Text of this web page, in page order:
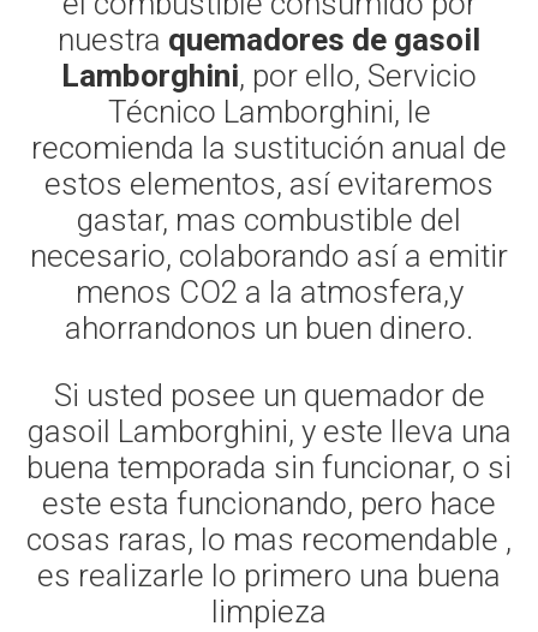
nuestra quemadores de gasoil
Lamborghini, por ello, Servicio
Técnico Lamborghini, le
recomienda la sustitución anual de
estos elementos, así evitaremos
gastar, mas combustible del
necesario, colaborando así a emitir
menos CO2 a la atmosfera,y
ahorrandonos un buen dinero.
Si usted posee un quemador de
gasoil Lamborghini, y este lleva una
buena temporada sin funcionar, o si
este esta funcionando, pero hace
cosas raras, lo mas recomendable ,
es realizarle lo primero una buena
limpieza